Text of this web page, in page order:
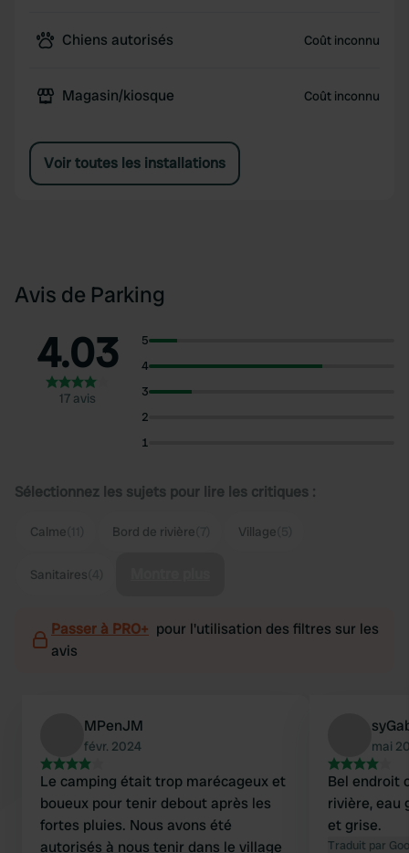
Chiens autorisés Coût inconnu
Magasin/kiosque Coût inconnu
Voir toutes les installations
Avis de Parking
4.03
17 avis
5
4
3
2
1
Sélectionnez les sujets pour lire les critiques :
Calme Bord de rivière Village
Sanitaires
Passer à PRO+ pour l'utilisation des filtres sur les
avis
MPenJM
févr. 2024
Le camping était trop marécageux et
boueux pour tenir debout après les
fortes pluies. Nous avons été
autorisés à nous tenir dans le village
mai
Bel endroit
rivière, eau
et grise.
Traduit par